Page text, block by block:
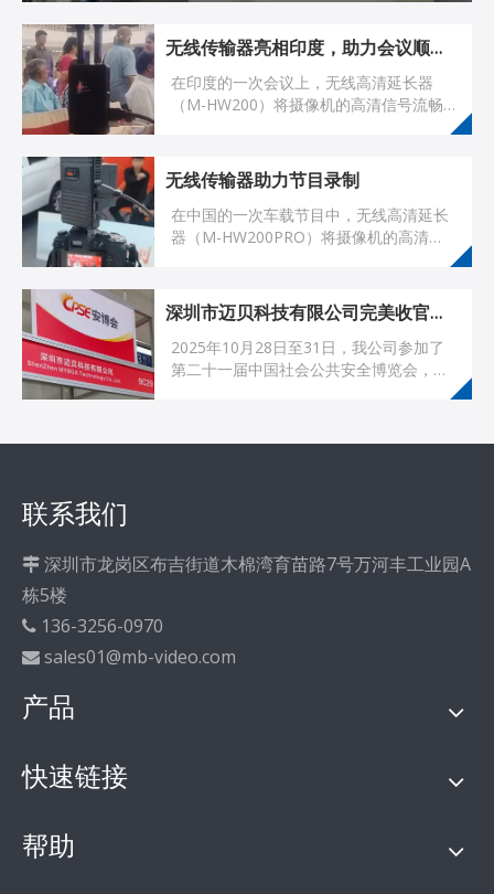
无线传输器亮相印度，助力会议顺畅进行
在印度的一次会议上，无线高清延长器
（M-HW200）将摄像机的高清信号流畅
无线传输器助力节目录制
在中国的一次车载节目中，无线高清延长
器（M-HW200PRO）将摄像机的高清信
深圳市迈贝科技有限公司完美收官第二十届中国国际社会公共安全博览会
2025年10月28日至31日，我公司参加了
第二十一届中国社会公共安全博览会，并
联系我们
 深圳市龙岗区布吉街道木棉湾育苗路7号万河丰工业园A
栋5楼
 136-3256-0970
 sales01@mb-video.com
产品
快速链接
帮助